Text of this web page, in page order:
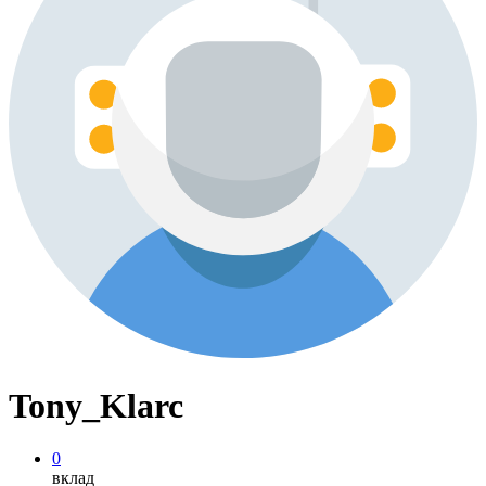
Tony_Klarc
0
вклад